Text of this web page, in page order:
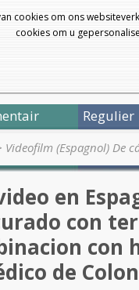
cookies om ons
cookies om u
Regulier
Videofilm (Espagnol) De
en
con
con
de